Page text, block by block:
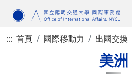
::: 首頁 國際移動力 出國交換
美洲